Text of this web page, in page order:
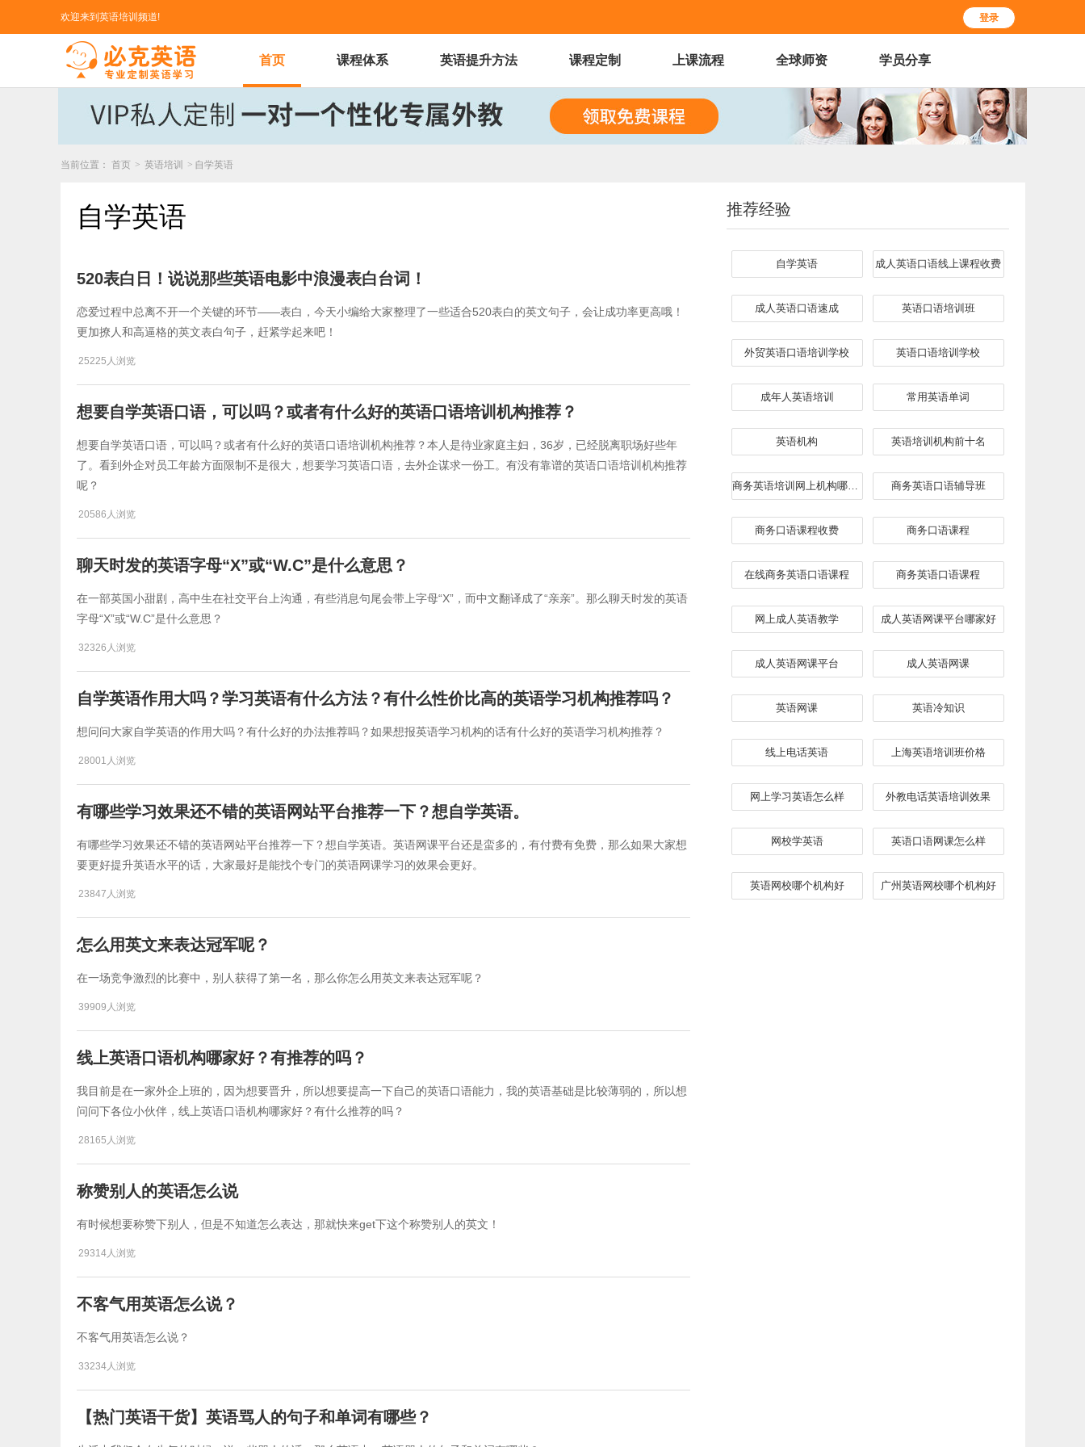
登录
欢迎来到英语培训频道!
首页 课程体系 英语提升方法 课程定制 上课流程 全球师资 学员分享
当前位置： 首页 > 英语培训 > 自学英语
自学英语
520表白日！说说那些英语电影中浪漫表白台词！
恋爱过程中总离不开一个关键的环节——表白，今天小编给大家整理了一些适合520表白的英文句子，会让成功率更高哦！
更加撩人和高逼格的英文表白句子，赶紧学起来吧！
25225人浏览
想要自学英语口语，可以吗？或者有什么好的英语口语培训机构推荐？
想要自学英语口语，可以吗？或者有什么好的英语口语培训机构推荐？​本人是待业家庭主妇，36岁，已经脱离职场好些年
了。看到外企对员工年龄方面限制不是很大，想要学习英语口语，去外企谋求一份工。有没有靠谱的英语口语培训机构推荐
呢？
20586人浏览
聊天时发的英语字母“X”或“W.C”是什么意思？
在一部英国小甜剧，高中生在社交平台上沟通，有些消息句尾会带上字母“X”，而中文翻译成了“亲亲”。那么聊天时发的英语
字母“X”或“W.C”是什么意思？
32326人浏览
自学英语作用大吗？学习英语有什么方法？有什么性价比高的英语学习机构推荐吗？
想问问大家自学英语的作用大吗？有什么好的办法推荐吗？如果想报英语学习机构的话有什么好的英语学习机构推荐？
28001人浏览
有哪些学习效果还不错的英语网站平台推荐一下？想自学英语。
有哪些学习效果还不错的英语网站平台推荐一下？想自学英语。英语网课平台还是蛮多的，有付费有免费，那么如果大家想
要更好提升英语水平的话，大家最好是能找个专门的英语网课学习的效果会更好。
23847人浏览
怎么用英文来表达冠军呢？
​在一场竞争激烈的比赛中，别人获得了第一名，那么你怎么用英文来表达冠军呢？
39909人浏览
​线上英语口语机构哪家好？有推荐的吗？
我目前是在一家外企上班的，因为想要晋升，所以想要提高一下自己的英语口语能力，我的英语基础是比较薄弱的，所以想
问问下各位小伙伴，线上英语口语机构哪家好？有什么推荐的吗？
28165人浏览
称赞别人的英语怎么说
​有时候想要称赞下别人，但是不知道怎么表达，那就快来get下这个称赞别人的英文！
29314人浏览
不客气用英语怎么说？
不客气用英语怎么说？
33234人浏览
【热门英语干货】英语骂人的句子和单词有哪些？
推荐经验
自学英语 成人英语口语线上课程收费
成人英语口语速成 英语口语培训班
外贸英语口语培训学校 英语口语培训学校
成年人英语培训 常用英语单词
英语机构 英语培训机构前十名
商务英语培训网上机构哪家好 ​商务英语口语辅导班
商务口语课程收费 商务口语课程
在线商务英语口语课程 商务英语口语课程
网上成人英语教学 成人英语网课平台哪家好
成人英语网课平台 成人英语网课
英语网课 英语冷知识
线上电话英语 上海英语培训班价格
网上学习英语怎么样 外教电话英语培训效果
网校学英语 英语口语网课怎么样
英语网校哪个机构好 广州英语网校哪个机构好